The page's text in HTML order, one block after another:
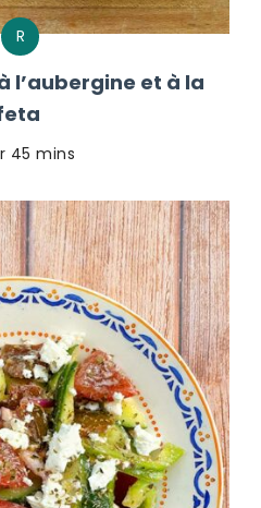
R
l’aubergine et à la
45 mins